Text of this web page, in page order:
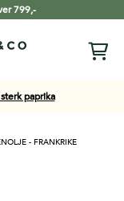
799,-
paprika
- FRANKRIKE